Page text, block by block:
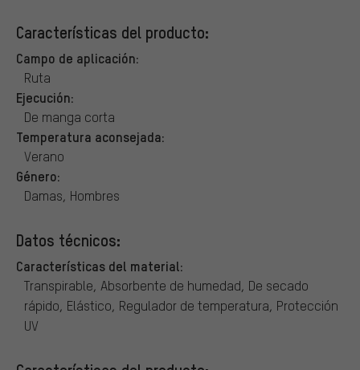
Características del producto:
Campo de aplicación:
Ruta
Ejecución:
De manga corta
Temperatura aconsejada:
Verano
Género:
Damas, Hombres
Datos técnicos:
Características del material:
Transpirable, Absorbente de humedad, De secado
rápido, Elástico, Regulador de temperatura, Protección
UV